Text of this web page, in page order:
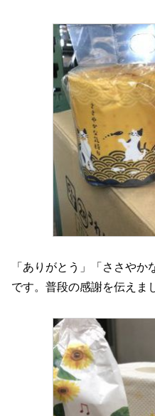
「ありがとう」「ささや
です。普段の感謝を伝えま